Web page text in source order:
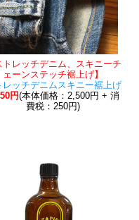
トレッチデニム、スキニーチ
ェーンステッチ裾上げ】
レッチデニムスキニー裾上げ
円(本体価格：2,500円 + 消
費税：250円)